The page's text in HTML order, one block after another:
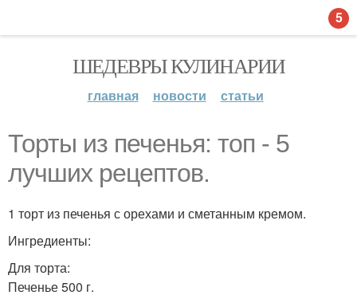
ШЕДЕВРЫ КУЛИНАРИИ
главная новости статьи
Торты из печенья: топ - 5
лучших рецептов.
1 торт из печенья с орехами и сметанным кремом.
Ингредиенты:
Для торта:
Печенье 500 г.
5